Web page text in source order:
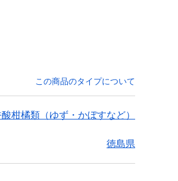
この商品のタイプについて
柑橘類（ゆず・かぼすなど）
徳島県